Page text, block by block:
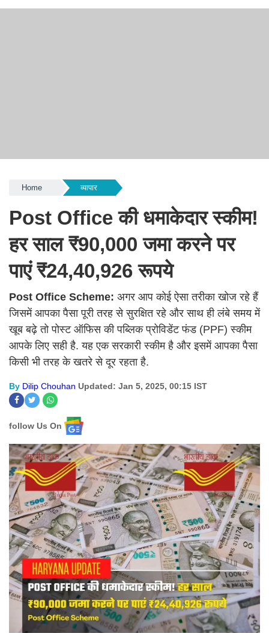
Home व्यापार
Post Office की धमाकेदार स्कीम!
हर साल ₹90,000 जमा करने पर
पाएं ₹24,40,926 रूपये
Post Office Scheme: अगर आप कोई ऐसा तरीका खोज रहे हैं
जिसमें आपका पैसा पूरी तरह से सुरक्षित रहे और साथ ही लंबे समय में
खूब बढ़े तो पोस्ट ऑफिस की पब्लिक प्रोविडेंट फंड (PPF) स्कीम
आपके लिए सही है. यह एक सरकारी स्कीम है और इसमें आपका पैसा
किसी भी तरह के खतरे से दूर रहता है.
By Dilip Chouhan Updated: Jan 5, 2025, 00:15 IST
follow Us On